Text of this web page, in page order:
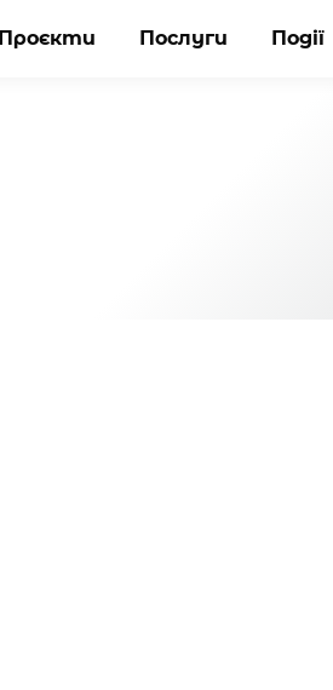
Проєкти Послуги Події
Проєкти Послуги Події